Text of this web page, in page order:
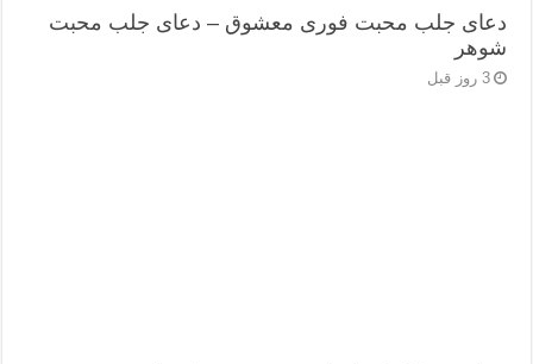
دعای جلب محبت فوری معشوق – دعای جلب محبت
شوهر
3 روز قبل